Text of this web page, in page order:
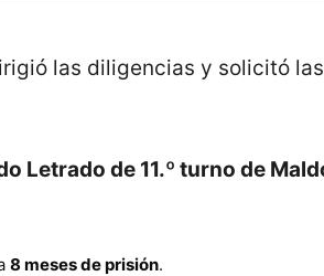
las diligencias y solicitó las
Letrado de 11.º turno de
8 meses de prisión.